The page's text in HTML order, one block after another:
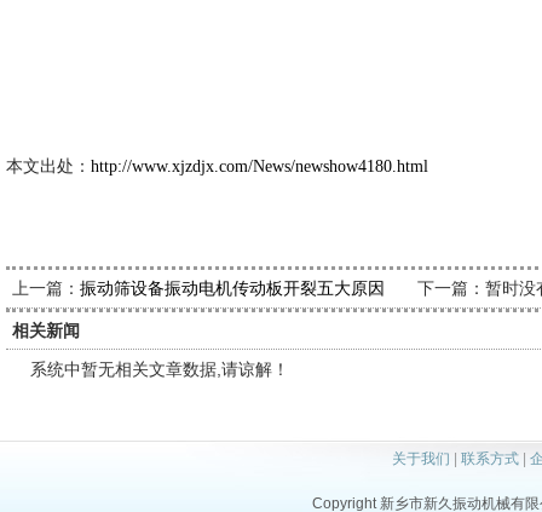
本文出处： http://www.xjzdjx.com/News/newshow4180.html
上一篇： 振动筛设备振动电机传动板开裂五大原因 下一篇：暂时没
相关新闻
系统中暂无相关文章数据,请谅解！
关于我们 联系方式|
Copyright 新乡市新久振动机械有